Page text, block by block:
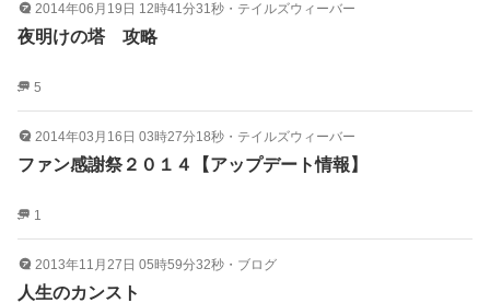
2014年06月19日 12時41分31秒 ・ テイルズウィーバー
夜明けの塔 攻略
5
2014年03月16日 03時27分18秒 ・ テイルズウィーバー
ファン感謝祭２０１４【アップデート情報】
1
2013年11月27日 05時59分32秒 ・ ブログ
人生のカンスト